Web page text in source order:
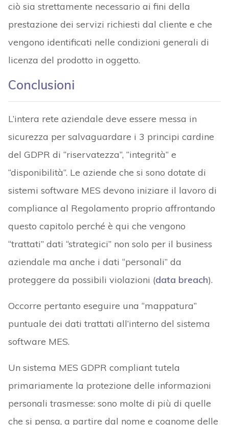
ciò sia strettamente necessario ai fini della
prestazione dei servizi richiesti dal cliente e che
vengono identificati nelle condizioni generali di
licenza del prodotto in oggetto.
Conclusioni
L’intera rete aziendale deve essere messa in
sicurezza per salvaguardare i 3 principi cardine
del GDPR di “riservatezza”, “integrità” e
“disponibilità”. Le aziende che si sono dotate di
sistemi software MES devono iniziare il lavoro di
compliance al Regolamento proprio affrontando
questo capitolo perché è qui che vengono
“trattati” dati “strategici” non solo per il business
aziendale ma anche i dati “personali” da
proteggere da possibili violazioni (data breach).
Occorre pertanto eseguire una “mappatura”
puntuale dei dati trattati all’interno del sistema
software MES.
Un sistema MES GDPR compliant tutela
primariamente la protezione delle informazioni
personali trasmesse: sono molte di più di quelle
che si pensa, a partire dal nome e cognome delle